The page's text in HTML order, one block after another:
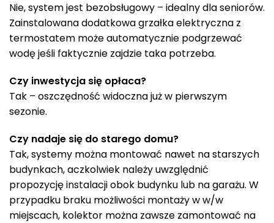
Nie, system jest bezobsługowy – idealny dla seniorów.
Zainstalowana dodatkowa grzałka elektryczna z
termostatem może automatycznie podgrzewać
wodę jeśli faktycznie zajdzie taka potrzeba.
Czy inwestycja się opłaca?
Tak – oszczędność widoczna już w pierwszym
sezonie.
Czy nadaje się do starego domu?
Tak, systemy można montować nawet na starszych
budynkach, aczkolwiek należy uwzględnić
propozycję instalacji obok budynku lub na garażu. W
przypadku braku możliwości montaży w w/w
miejscach, kolektor można zawsze zamontować na